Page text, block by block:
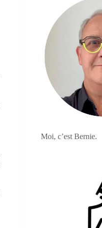
Moi, c’est Bernie.